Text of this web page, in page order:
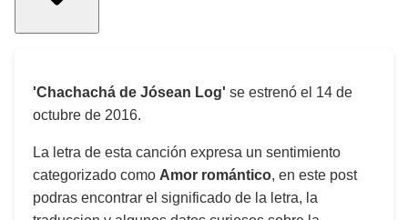
'Chachachá de Jósean Log' se estrenó el 14 de
octubre de 2016.
La letra de esta canción expresa un sentimiento
categorizado como Amor romántico, en este post
podras encontrar el significado de la letra, la